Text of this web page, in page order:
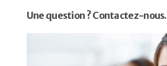
Une question ? Contactez-nous.